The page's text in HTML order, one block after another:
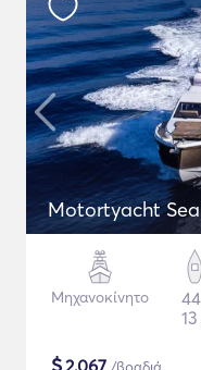
Motortyacht
Μηχανοκίνητο
2,067